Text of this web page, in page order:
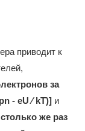
приводит к
за
- eU ⁄ kT)] и
же раз